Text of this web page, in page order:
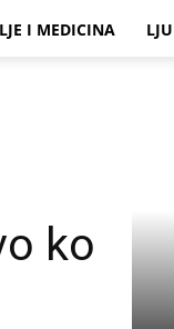
I MEDICINA
ko